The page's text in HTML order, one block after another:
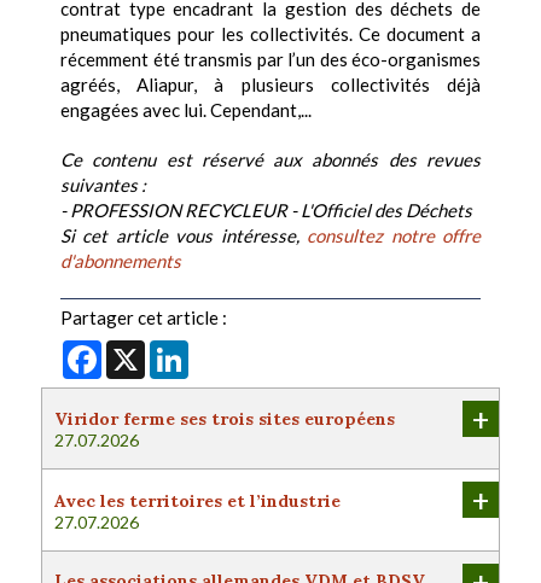
contrat type encadrant la gestion des déchets de
pneumatiques pour les collectivités. Ce document a
récemment été transmis par l’un des éco-organismes
agréés, Aliapur, à plusieurs collectivités déjà
engagées avec lui. Cependant,...
Ce contenu est réservé aux abonnés des revues
suivantes :
- PROFESSION RECYCLEUR - L'Officiel des Déchets
Si cet article vous intéresse, consultez notre offre
d'abonnements
Partager cet article :
Facebook
X
Viridor ferme ses trois sites européens
27.07.2026
+
Avec les territoires et l’industrie
27.07.2026
+